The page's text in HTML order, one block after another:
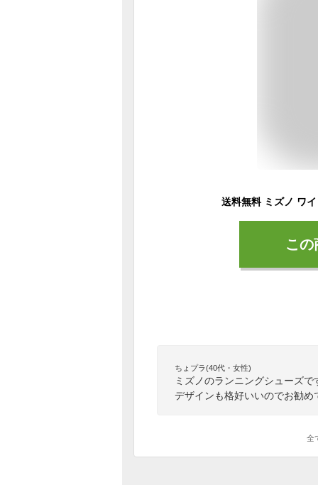
こ
ちょプラ(40代・女性)
ミズノのランニングシューズ
デザインも格好いいのでお勧め
全